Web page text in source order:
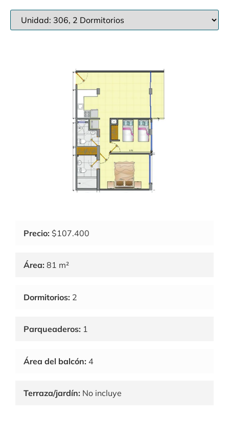
Precio: $107.400
Área: 81 m²
Dormitorios: 2
Parqueaderos: 1
Área del balcón: 4
Terraza/jardín: No incluye